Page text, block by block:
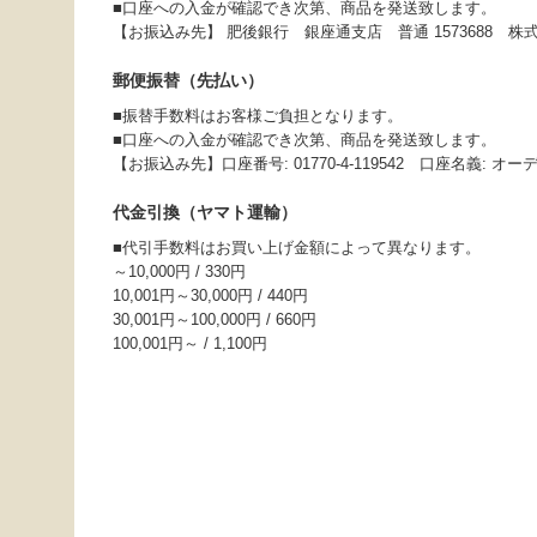
■口座への入金が確認でき次第、商品を発送致します。
【お振込み先】 肥後銀行 銀座通支店 普通 1573688 株
郵便振替（先払い）
■振替手数料はお客様ご負担となります。
■口座への入金が確認でき次第、商品を発送致します。
【お振込み先】口座番号: 01770-4-119542 口座名義: オー
代金引換（ヤマト運輸）
■代引手数料はお買い上げ金額によって異なります。
～10,000円 / 330円
10,001円～30,000円 / 440円
30,001円～100,000円 / 660円
100,001円～ / 1,100円